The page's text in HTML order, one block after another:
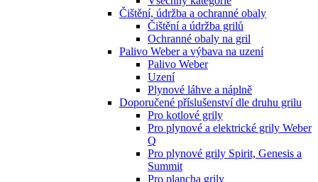
Čištění, údržba a ochranné obaly
Čištění a údržba grilů
Ochranné obaly na gril
Palivo Weber a výbava na uzení
Palivo Weber
Uzení
Plynové láhve a náplně
Doporučené příslušenství dle druhu grilu
Pro kotlové grily
Pro plynové a elektrické grily Weber
Q
Pro plynové grily Spirit, Genesis a
Summit
Pro plancha grily